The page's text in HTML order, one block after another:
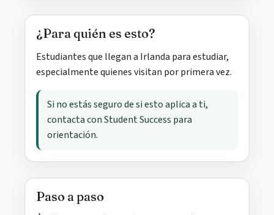
¿Para quién es esto?
Estudiantes que llegan a Irlanda para estudiar,
especialmente quienes visitan por primera vez.
Si no estás seguro de si esto aplica a ti,
contacta con Student Success para
orientación.
Paso a paso